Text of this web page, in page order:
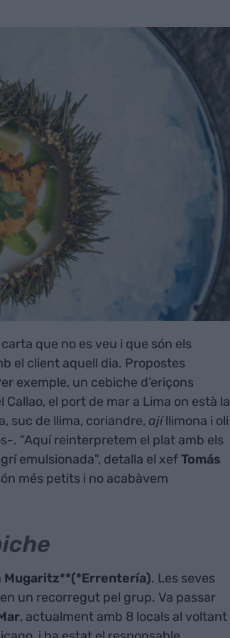
que no es veu i que són els
el client aquell dia. Propostes
exemple, un cebiche d’eriçons
el port de mar a Lima on està la
suc de llima, coriandre, ajíllimona i oli
. “Aquí reinterpretem el plat amb els
emulsionada", detalla el xefTomás
més petits i no acabàvem
Mugaritz**(*Errentería). Les seves
un recorregut pel grup. Va passar
, actualment amb 8 locals al voltant